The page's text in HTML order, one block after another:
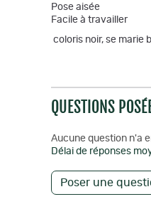
Pose aisée
Facile à travailler
coloris noir, se marie
QUESTIONS
Aucune question n'a
Délai de réponses
Poser une